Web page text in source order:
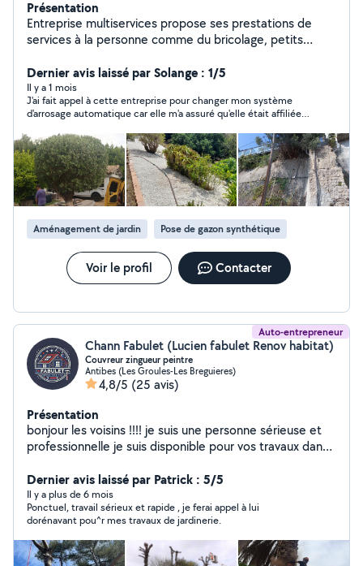
Présentation
Entreprise multiservices propose ses prestations de
services à la personne comme du bricolage, petits
service de ménage particuliers et locations saisonnières.
Dernier avis laissé par Solange : 1/5
Il y a 1 mois
J'ai fait appel à cette entreprise pour changer mon système
d'arrosage automatique car elle m'a assuré qu'elle était affiliée
payé un prix astronomique qui sera donc totalement à ma
charge. J'ai rappelé l'entreprise 5 fois, demandant qu'elle me
rappelle, elle ne m'a jamais rappelée. Quant au travail effectué,
le résultat est lamentable car la moitié de mon jardin est
désormais un véritable cloaque et l'autre moitié n'est pas arrosé
! Entreprise à éviter absolument !
Aménagement de jardin
Pose de gazon synthétique
Voir le profil Contacter
Auto-entrepreneur
Chann Fabulet (Lucien fabulet Renov habitat)
Couvreur zingueur peintre
Antibes (Les Groules-Les Breguieres)
4,8/5 (25 avis)
Présentation
bonjour les voisins !!!! je suis une personne sérieuse et
professionnelle je suis disponible pour vos travaux dans
maçonnerie, ravalement de façade afin de mettre mes
années d'expériences a votre disposition et dans le
respect de votre budget déplacement et devis gratuit
pour plus de renseignements n'hésitez pas à me
contacter merci d'avance
Dernier avis laissé par Patrick : 5/5
Il y a plus de 6 mois
Ponctuel, travail sérieux et rapide , je ferai appel à lui
dorénavant pou^r mes travaux de jardinerie.